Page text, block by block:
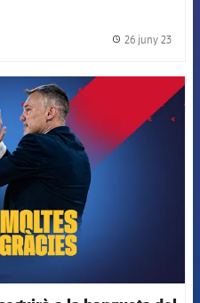
26 juny 23
FCB Barcelona badge